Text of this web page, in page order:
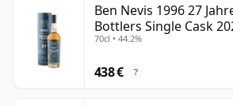
Ben Nevis 1996 27
Bottlers Single Cask
Box
70cl • 44.2%
438 € ?